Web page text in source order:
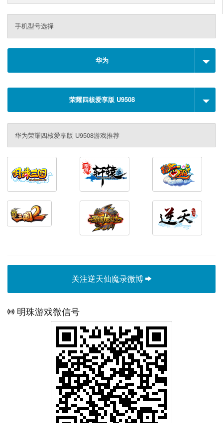
手机型号选择
华为
荣耀四核爱享版 U9508
华为荣耀四核爱享版 U9508游戏推荐
关注逆天仙魔录微博
明珠游戏微信号